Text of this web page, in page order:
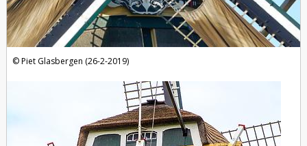
Piet Glasbergen (26-2-2019)